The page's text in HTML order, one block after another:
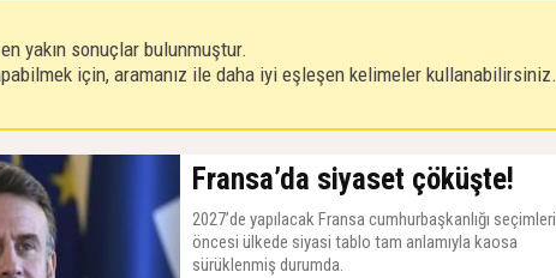
yakın sonuçlar bulunmuştur.
için, aramanız ile daha iyi eşleşen kelimeler kullanabilirsiniz.
Fransa’da siyaset çöküşte!
2027’de yapılacak Fransa cumhurbaşkanlığı seçimleri
öncesi ülkede siyasi tablo tam anlamıyla kaosa
sürüklenmiş durumda.